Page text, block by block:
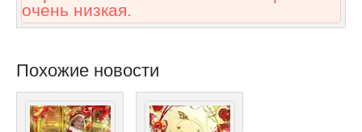
очень низкая.
Похожие новости